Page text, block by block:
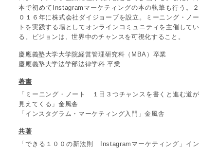
本で初めてInstagramマーケティングの本の執筆も行う。２
０１６年に株式会社ダイジョーブを設立。ミーニング・ノー
トを実践する場としてオンラインコミュニティを主催してい
る。ビジョンは、世界中のチャンスを可視化すること。
慶應義塾大学大学院経営管理研究科（MBA）卒業
慶應義塾大学法学部法律学科 卒業
著書
「ミーニング・ノート １日３つチャンスを書くと進む道が
見えてくる」金風舎
「インスタグラム・マーケティング入門」金風舎
共著
「できる１００の新法則 Instagramマーケティング」イン